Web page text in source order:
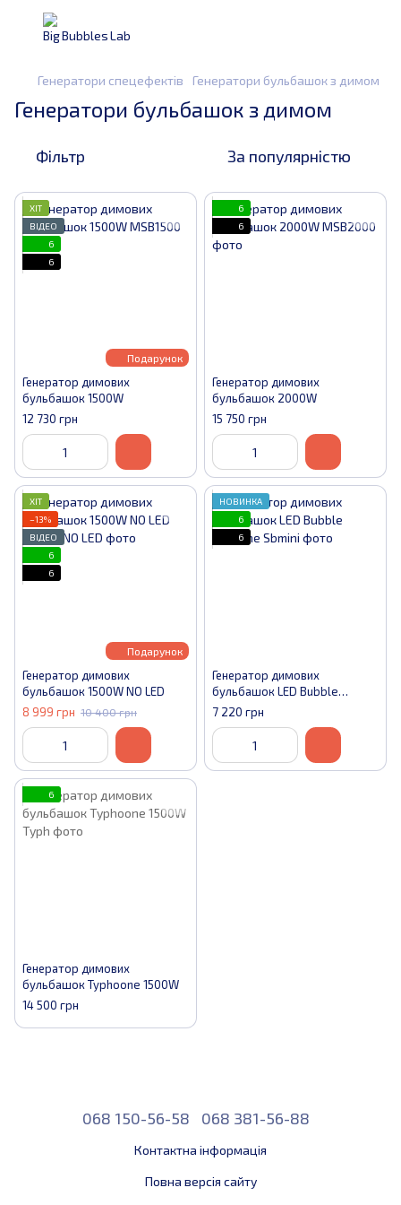
Генератори спецефектів Генератори бульбашок з димом
Генератори бульбашок з димом
Фільтр За популярністю
Подарунок
ХІТ
ВІДЕО
6
6
Генератор димових
бульбашок 1500W
12 730 грн
6
6
Генератор димових
бульбашок 2000W
15 750 грн
Подарунок
ХІТ
−13%
ВІДЕО
6
6
Генератор димових
бульбашок 1500W NO LED
8 999 грн 10 400 грн
НОВИНКА
6
6
Генератор димових
бульбашок LED Bubble
Machine
7 220 грн
6
Генератор димових
бульбашок Typhoone 1500W
14 500 грн
068 150-56-58 068 381-56-88
Контактна інформація
Повна версія сайту